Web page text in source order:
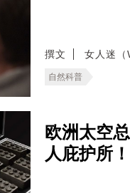
撰文 女人迷（
自然科普
欧洲太空
人庇护所！